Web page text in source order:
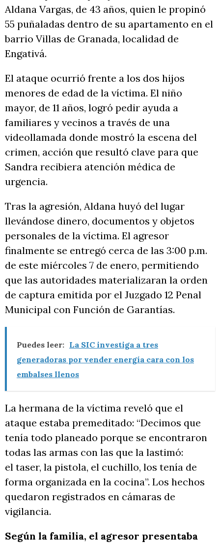
Aldana Vargas, de 43 años, quien le propinó
55 puñaladas dentro de su apartamento en el
barrio Villas de Granada, localidad de
Engativá.
El ataque ocurrió frente a los dos hijos
menores de edad de la víctima. El niño
mayor, de 11 años, logró pedir ayuda a
familiares y vecinos a través de una
videollamada donde mostró la escena del
crimen, acción que resultó clave para que
Sandra recibiera atención médica de
urgencia.
Tras la agresión, Aldana huyó del lugar
llevándose dinero, documentos y objetos
personales de la víctima. El agresor
finalmente se entregó cerca de las 3:00 p.m.
de este miércoles 7 de enero, permitiendo
que las autoridades materializaran la orden
de captura emitida por el Juzgado 12 Penal
Municipal con Función de Garantías.
Puedes leer: La SIC investiga a tres
generadoras por vender energía cara con los
embalses llenos
La hermana de la víctima reveló que el
ataque estaba premeditado: “Decimos que
tenía todo planeado porque se encontraron
todas las armas con las que la lastimó:
el taser, la pistola, el cuchillo, los tenía de
forma organizada en la cocina”. Los hechos
quedaron registrados en cámaras de
vigilancia.
Según la familia, el agresor presentaba